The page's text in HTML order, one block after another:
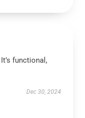
functional,
Dec 30, 2024